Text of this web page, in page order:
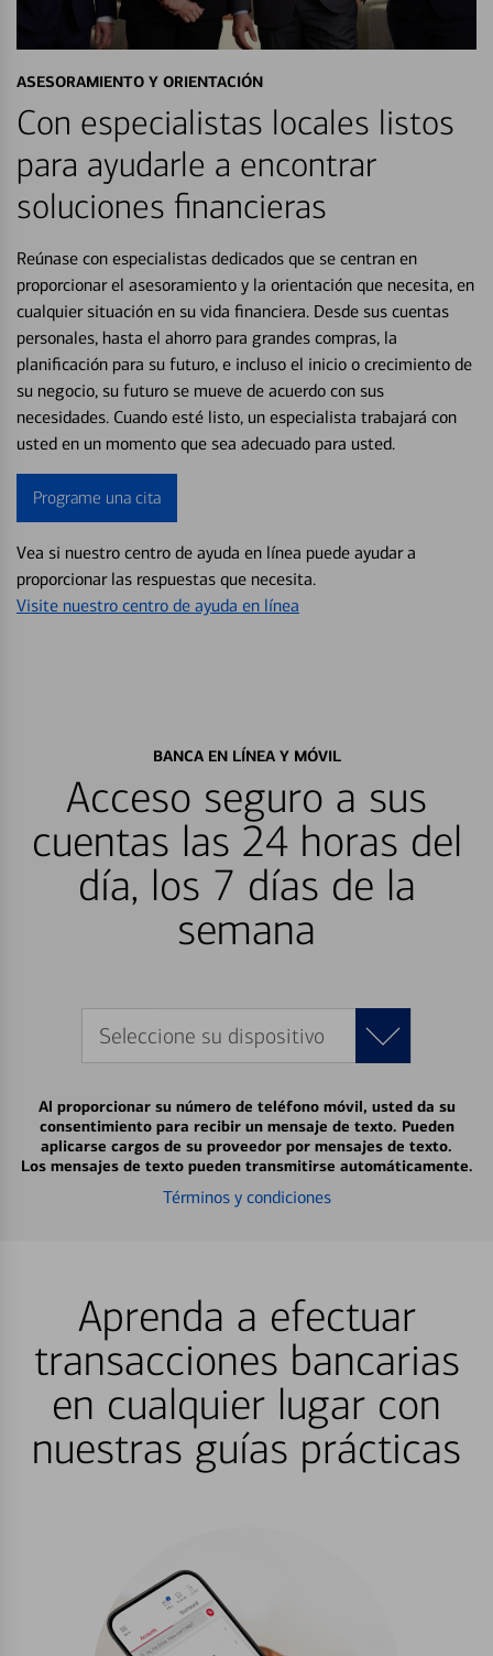
ASESORAMIENTO Y ORIENTACIÓN
Con especialistas locales listos
para ayudarle a encontrar
soluciones financieras
Reúnase con especialistas dedicados que se centran en
proporcionar el asesoramiento y la orientación que necesita, en
cualquier situación en su vida financiera. Desde sus cuentas
personales, hasta el ahorro para grandes compras, la
planificación para su futuro, e incluso el inicio o crecimiento de
su negocio, su futuro se mueve de acuerdo con sus
necesidades. Cuando esté listo, un especialista trabajará con
usted en un momento que sea adecuado para usted.
Programe una cita
Vea si nuestro centro de ayuda en línea puede ayudar a
proporcionar las respuestas que necesita.
Visite nuestro centro de ayuda en línea
BANCA EN LÍNEA Y MÓVIL
Acceso seguro a sus
cuentas las 24 horas del
día, los 7 días de la
semana
Seleccione su dispositivo
Al proporcionar su número de teléfono móvil, usted da su
consentimiento para recibir un mensaje de texto. Pueden
aplicarse cargos de su proveedor por mensajes de texto.
Los mensajes de texto pueden transmitirse automáticamente.
Términos y condiciones
Aprenda a efectuar
transacciones bancarias
en cualquier lugar con
nuestras guías prácticas